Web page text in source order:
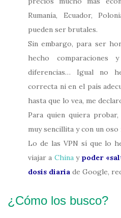
Rumanía, Ecuador,
pueden ser brutales.
Sin embargo, para ser
hecho comparaciones
diferencias… Igual no
correcta ni en el país
hasta que lo vea, me
Para quien quiera probar,
muy sencillita y con un oso
Lo de las VPN sí que lo
viajar a China y poder
dosis diaria de Google,
¿Cómo los busco?